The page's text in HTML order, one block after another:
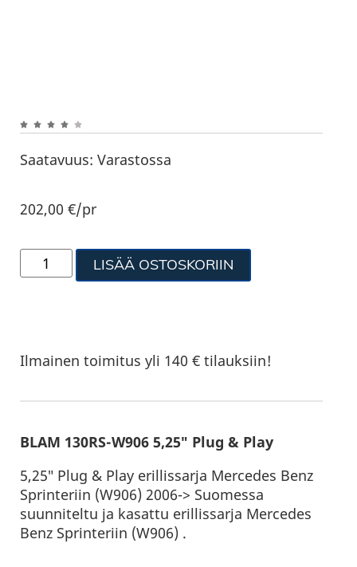
Saatavuus: Varastossa
202,00€/pr
LISÄÄ OSTOSKORIIN
Ilmainen toimitus yli 140 € tilauksiin!
BLAM 130RS-W906 5,25″ Plug & Play
5,25″ Plug & Play erillissarja Mercedes Benz
Sprinteriin (W906) 2006-> Suomessa
suunniteltu ja kasattu erillissarja Mercedes
Benz Sprinteriin (W906) .